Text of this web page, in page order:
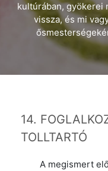
kultúrában, gyökerei
vissza, és mi
14.
TOLLTARTÓ
A megismert